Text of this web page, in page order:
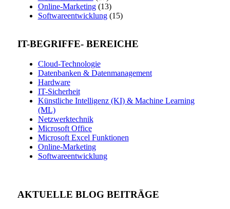
Online-Marketing(13)
Softwareentwicklung(15)
IT-BEGRIFFE- BEREICHE
Cloud-Technologie
Datenbanken & Datenmanagement
Hardware
IT-Sicherheit
Künstliche Intelligenz (KI) & Machine Learning
(ML)
Netzwerktechnik
Microsoft Office
Microsoft Excel Funktionen
Online-Marketing
Softwareentwicklung
AKTUELLE BLOG BEITRÄGE